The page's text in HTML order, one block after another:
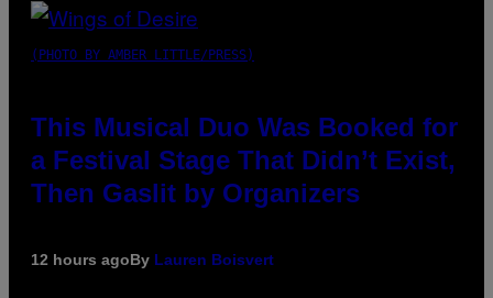
(PHOTO BY AMBER LITTLE/PRESS)
This Musical Duo Was Booked for
a Festival Stage That Didn’t Exist,
Then Gaslit by Organizers
12 hours agoBy Lauren Boisvert